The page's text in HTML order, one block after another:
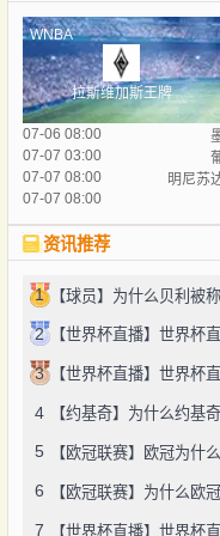
WNBA
拉斯维加斯王牌
07-06 08:00
07-07 03:00
07-07 08:00
明尼苏
07-07 08:00
资讯推荐
1 【球员】为什么贝利被
2 【世界杯直播】世界杯
3 【世界杯直播】世界杯
4 【约基奇】为什么约基
5 【欧冠联赛】欧冠为什
6 【欧冠联赛】为什么欧
7 【世界杯直播】世界杯